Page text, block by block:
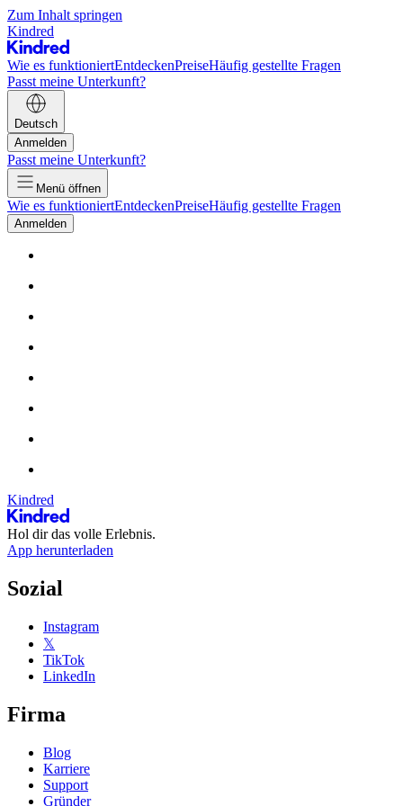
Zum Inhalt springen
Kindred
Wie es funktioniertEntdeckenPreiseHäufig gestellte Fragen
Passt meine Unterkunft?
Deutsch
Anmelden
Passt meine Unterkunft?
Menü öffnen
Wie es funktioniertEntdeckenPreiseHäufig gestellte Fragen
Anmelden
Kindred
Hol dir das volle Erlebnis.
App herunterladen
Sozial
Instagram
𝕏
TikTok
LinkedIn
Firma
Blog
Karriere
Support
Gründer